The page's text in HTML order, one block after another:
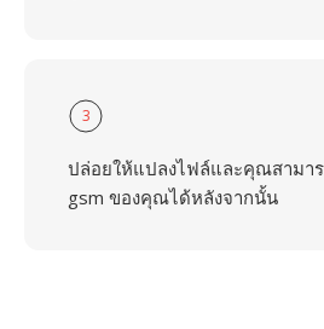
3
ปล่อยให้แปลงไฟล์และคุณสามา
gsm ของคุณได้หลังจากนั้น